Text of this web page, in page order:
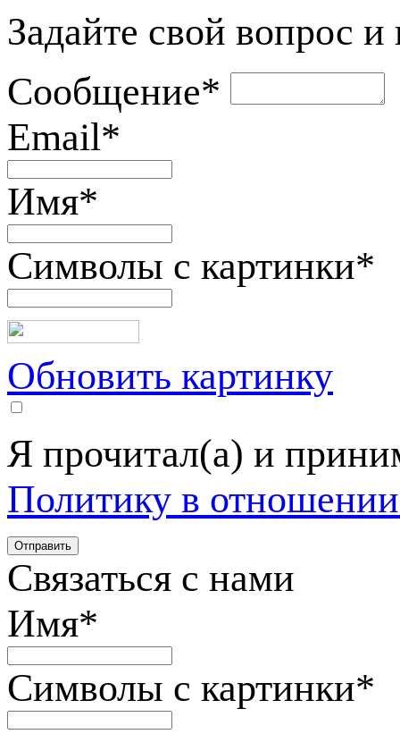
Задайте свой вопрос
Сообщение*
Email*
Имя*
Символы с картинки*
Обновить картинку
Я прочитал(а) и
Политику в
Связаться с нами
Имя*
Символы с картинки*